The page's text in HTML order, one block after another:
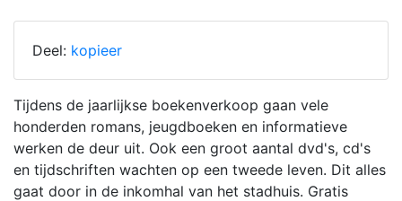
Deel: kopieer
Tijdens de jaarlijkse boekenverkoop gaan vele
honderden romans, jeugdboeken en informatieve
werken de deur uit. Ook een groot aantal dvd's, cd's
en tijdschriften wachten op een tweede leven. Dit alles
gaat door in de inkomhal van het stadhuis. Gratis